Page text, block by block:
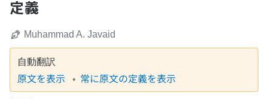
定義
Muhammad A. Javaid
自動翻訳
原文を表示 常に原文の定義を表示